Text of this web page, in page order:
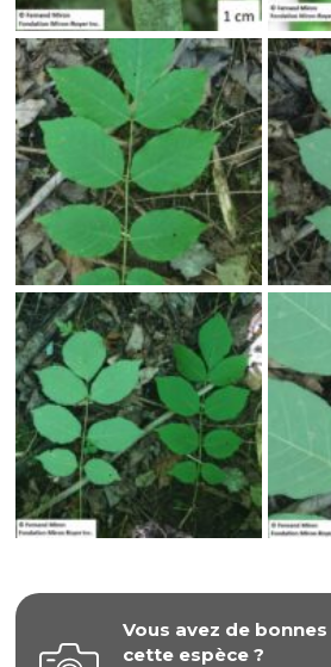
Vous avez de
cette espèce ?